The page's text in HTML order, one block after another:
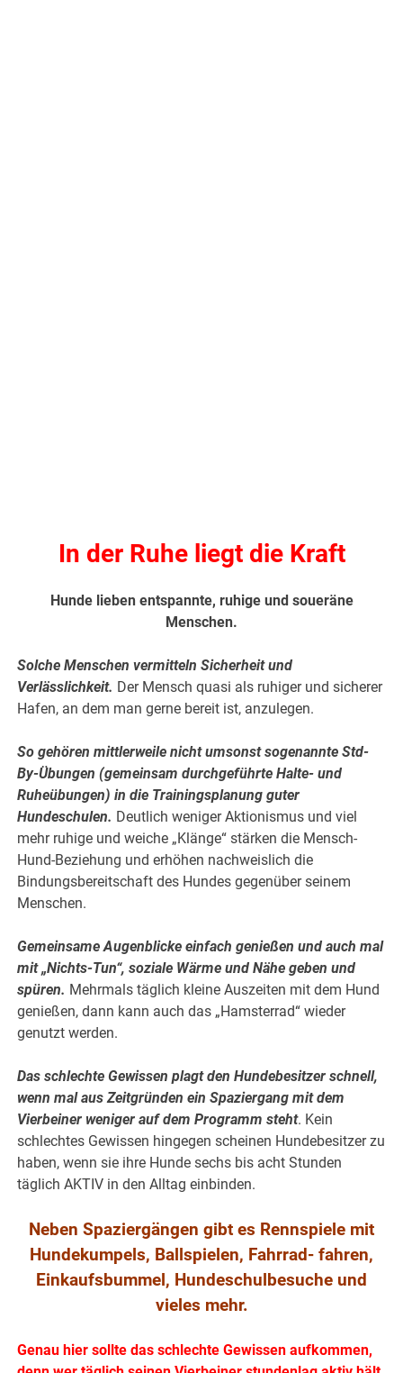
In der Ruhe liegt die Kraft
Hunde lieben entspannte, ruhige und soueräne
Menschen.
Solche Menschen vermitteln Sicherheit und
Verlässlichkeit. Der Mensch quasi als ruhiger und sicherer
Hafen, an dem man gerne bereit ist, anzulegen.
So gehören mittlerweile nicht umsonst sogenannte Std-
By-Übungen (gemeinsam durchgeführte Halte- und
Ruheübungen) in die Trainingsplanung guter
Hundeschulen. Deutlich weniger Aktionismus und viel
mehr ruhige und weiche „Klänge“ stärken die Mensch-
Hund-Beziehung und erhöhen nachweislich die
Bindungsbereitschaft des Hundes gegenüber seinem
Menschen.
Gemeinsame Augenblicke einfach genießen und auch mal
mit „Nichts-Tun“, soziale Wärme und Nähe geben und
spüren. Mehrmals täglich kleine Auszeiten mit dem Hund
genießen, dann kann auch das „Hamsterrad“ wieder
genutzt werden.
Das schlechte Gewissen plagt den Hundebesitzer schnell,
wenn mal aus Zeitgründen ein Spaziergang mit dem
Vierbeiner weniger auf dem Programm steht. Kein
schlechtes Gewissen hingegen scheinen Hundebesitzer zu
haben, wenn sie ihre Hunde sechs bis acht Stunden
täglich AKTIV in den Alltag einbinden.
Neben Spaziergängen gibt es Rennspiele mit
Hundekumpels, Ballspielen, Fahrrad- fahren,
Einkaufsbummel, Hundeschulbesuche und
vieles mehr.
Genau hier sollte das schlechte Gewissen aufkommen,